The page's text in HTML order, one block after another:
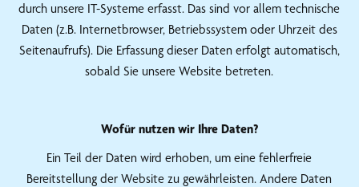
durch unsere IT-Systeme erfasst. Das sind vor allem technische
Daten (z.B. Internetbrowser, Betriebssystem oder Uhrzeit des
Seitenaufrufs). Die Erfassung dieser Daten erfolgt automatisch,
sobald Sie unsere Website betreten.
Wofür nutzen wir Ihre Daten?
Ein Teil der Daten wird erhoben, um eine fehlerfreie
Bereitstellung der Website zu gewährleisten. Andere Daten